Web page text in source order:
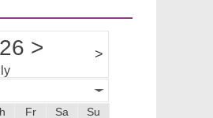
> >
Fr Sa Su